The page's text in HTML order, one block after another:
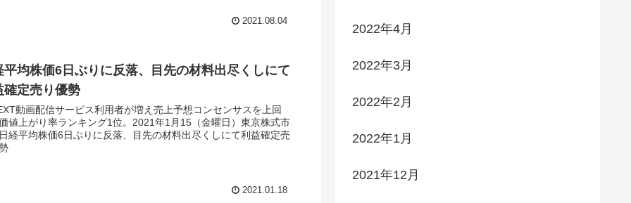
2021.08.04
平均株価6日ぶりに反落、目先の材料出尽くしにて
確定売り優勢
動画配信サービス利用者が増え売上予想コンセンサスを上回
値上がり率ランキング1位。2021年1月15（金曜日）東京株式市
経平均株価6日ぶりに反落、目先の材料出尽くしにて利益確定売
2021.01.18
2022年4月
2022年3月
2022年2月
2022年1月
2021年12月